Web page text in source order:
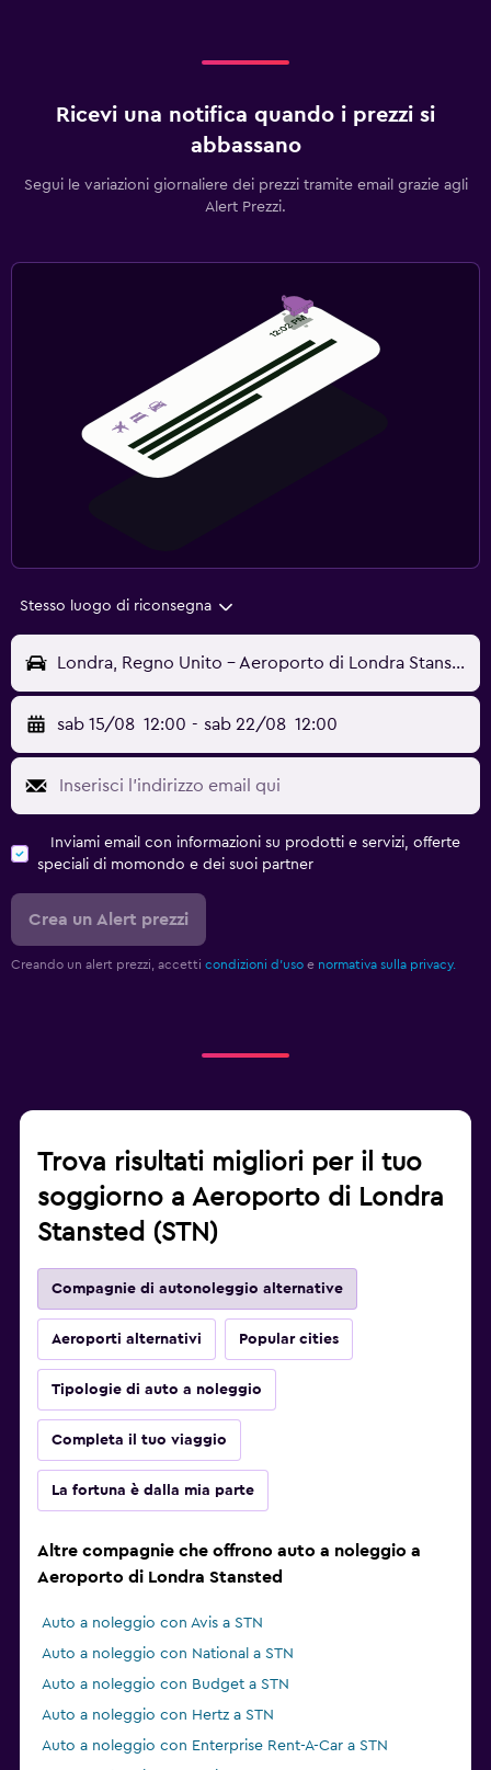
Ricevi una notifica quando i prezzi si
abbassano
Segui le variazioni giornaliere dei prezzi tramite email grazie agli
Alert Prezzi.
Stesso luogo di riconsegna
Londra, Regno Unito - Aeroporto di Londra Stansted (STN)
sab 15/08 12:00 - sab 22/08 12:00
Inviami email con informazioni su prodotti e servizi, offerte
speciali di momondo e dei suoi partner
Crea un Alert prezzi
Creando un alert prezzi, accetti condizioni d'uso e normativa sulla privacy.
Trova risultati migliori per il tuo
soggiorno a Aeroporto di Londra
Stansted (STN)
Compagnie di autonoleggio alternative
Aeroporti alternativi Popular cities
Tipologie di auto a noleggio
Completa il tuo viaggio
La fortuna è dalla mia parte
Altre compagnie che offrono auto a noleggio a
Aeroporto di Londra Stansted
Auto a noleggio con Avis a STN
Auto a noleggio con National a STN
Auto a noleggio con Budget a STN
Auto a noleggio con Hertz a STN
Auto a noleggio con Enterprise Rent-A-Car a STN